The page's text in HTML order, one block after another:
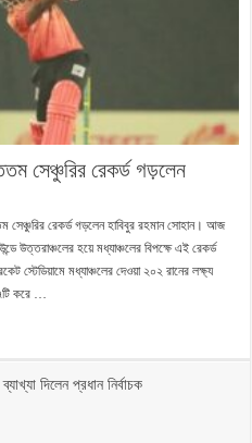
সেঞ্চুরির রেকর্ড গড়লেন
সেঞ্চুরির রেকর্ড গড়লেন হাবিবুর রহমান সোহান। আজ
উত্তরাঞ্চলের হয়ে মধ্যাঞ্চলের বিপক্ষে এই রেকর্ড
স্টেডিয়ামে মধ্যাঞ্চলের দেওয়া ২০২ রানের লক্ষ্য
করে …
দিলেন প্রধান নির্বাচক